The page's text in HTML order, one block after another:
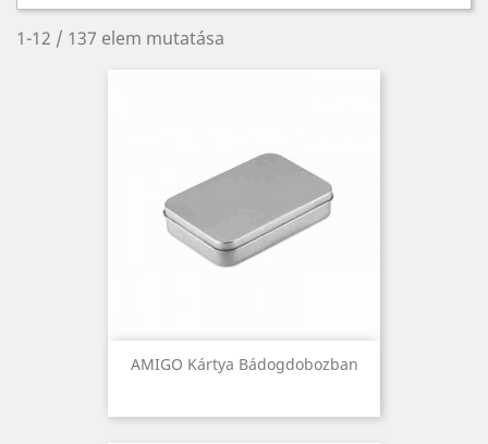
1-12 / 137 elem mutatása
AMIGO Kártya Bádogdobozban